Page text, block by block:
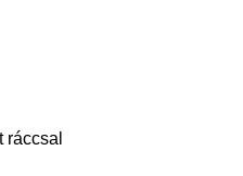
ráccsal